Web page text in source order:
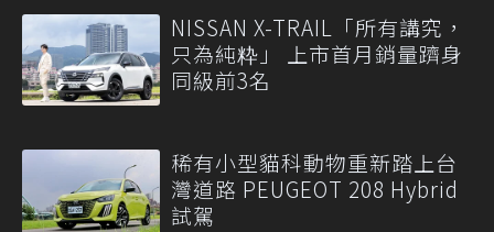
NISSAN X-TRAIL「所有講究，
只為純粋」 上市首月銷量躋身
同級前3名
稀有小型貓科動物重新踏上台
灣道路 PEUGEOT 208 Hybrid
試駕